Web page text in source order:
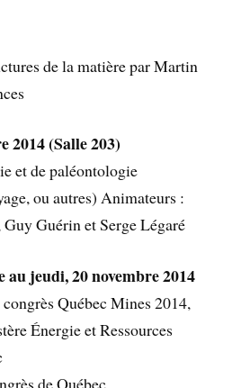
de la matière par Martin
2014 (Salle 203)
et de paléontologie
ou autres) Animateurs :
Guérin et Serge Légaré
jeudi, 20 novembre 2014
Québec Mines 2014,
Énergie et Ressources
de Québec